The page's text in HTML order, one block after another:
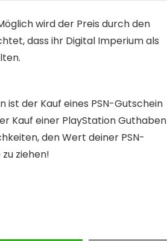
wird der Preis durch den
dass ihr Digital Imperium als
ist der Kauf eines PSN-Gutschein
Kauf einer PlayStation Guthaben
den Wert deiner PSN-
ziehen!